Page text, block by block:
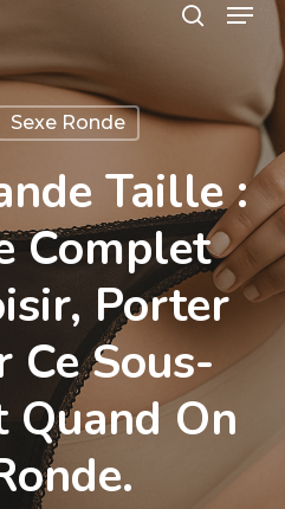
Sexe Ronde
Taille :
Complet
Porter
Ce Sous-
Quand On
Menu